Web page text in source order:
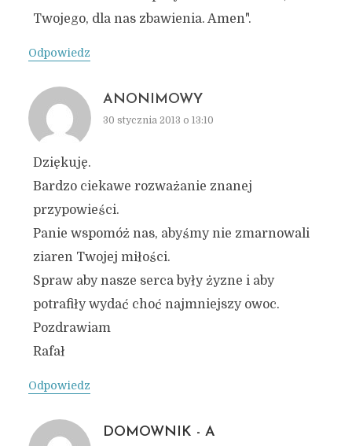
Twojego, dla nas zbawienia. Amen".
Odpowiedz
ANONIMOWY
30 stycznia 2013 o 13:10
Dziękuję.
Bardzo ciekawe rozważanie znanej
przypowieści.
Panie wspomóż nas, abyśmy nie zmarnowali
ziaren Twojej miłości.
Spraw aby nasze serca były żyzne i aby
potrafiły wydać choć najmniejszy owoc.
Pozdrawiam
Rafał
Odpowiedz
DOMOWNIK - A